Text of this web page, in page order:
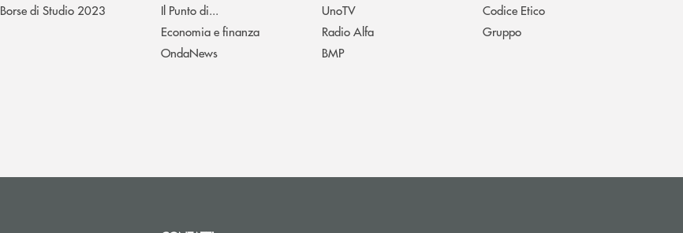
Borse di Studio 2023
Il Punto di...
Economia e finanza
OndaNews
UnoTV
Radio Alfa
BMP
Codice Etico
Gruppo